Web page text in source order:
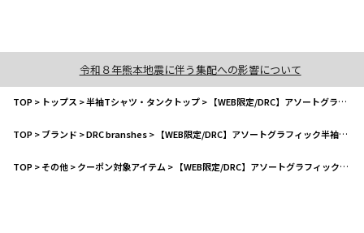
令和８年熊本地震に伴う集配への影響について
TOP> トップス >半袖Tシャツ・タンクトップ> 【WEB限定/DRC】アソートグラフィック半袖Tシャツ
TOP>ブランド >DRC branshes> 【WEB限定/DRC】アソートグラフィック半袖Tシャツ
TOP>その他>クーポン対象アイテム > 【WEB限定/DRC】アソートグラフィック半袖Tシャツ